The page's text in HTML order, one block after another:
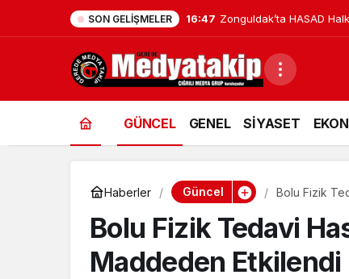
SON GELIŞMELER 16:47 Zonguldak’ta HASAD
GÜNCEL GENEL SİYASET
Haberler Güncel Bolu Fizik
Bolu Fizik Tedavi
Maddeden Etkilendi